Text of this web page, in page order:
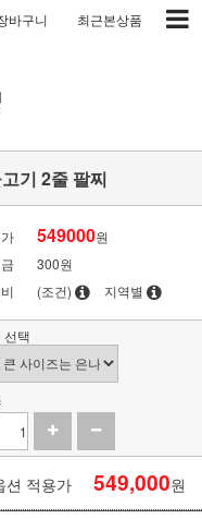
바구니 최근본상품
기 2줄 팔찌
549000원
300원
(조건) 지역별
선택
션 적용가 549,000원